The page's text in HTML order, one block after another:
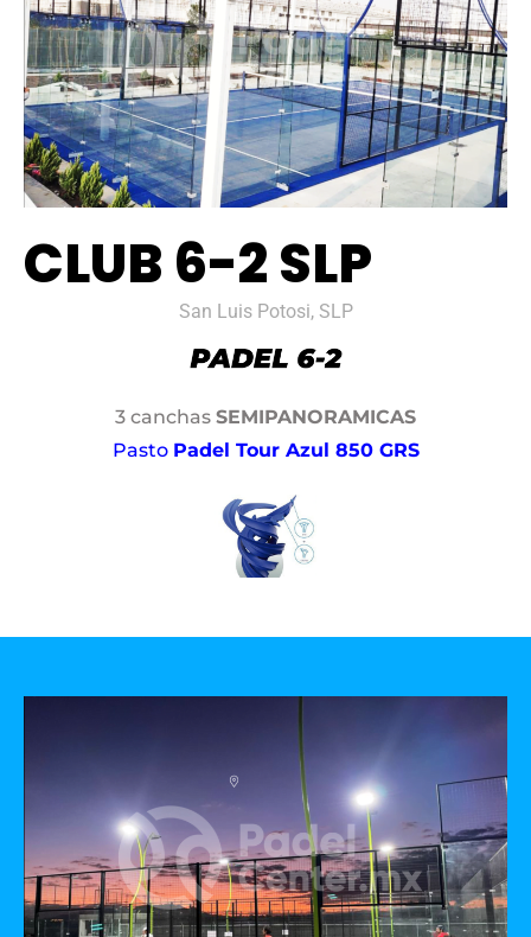
CLUB 6-2 SLP
San Luis Potosi, SLP
3 canchas SEMIPANORAMICAS
Pasto Padel Tour Azul 850 GRS